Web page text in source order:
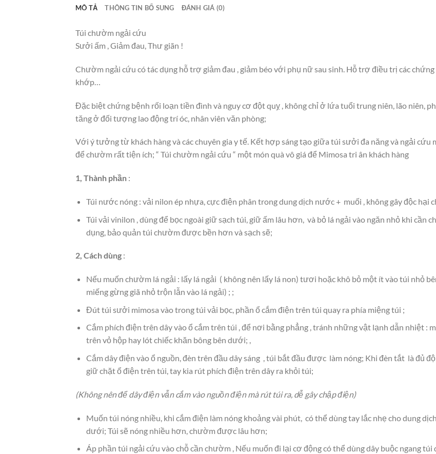
MÔ TẢ THÔNG TIN BỔ SUNG ĐÁNH GIÁ (0)
Túi chườm ngải cứu
Sưởi ấm , Giảm đau, Thư giãn !
Chườm ngải cứu có tác dụng hỗ trợ giảm đau , giảm béo với phụ nữ sau sinh. Hỗ trợ điều trị các
khớp…
Đặc biệt chứng bệnh rối loạn tiền đình và nguy cơ đột quỵ , không chỉ ở lứa tuổi trung niên, lão niên,
tăng ở đối tượng lao động trí óc, nhân viên văn phòng;
Với ý tưởng từ khách hàng và các chuyên gia y tế. Kết hợp sáng tạo giữa túi sưởi đa năng và ngải cứu
để chườm rất tiện ích; “ Túi chườm ngải cứu “ một món quà vô giá để Mimosa tri ân khách hàng
1, Thành phần :
Túi nước nóng : vải nilon ép nhựa, cực điện phân trong dung dịch nước + muối , không gây độc hại
Túi vải vinilon , dùng để bọc ngoài giữ sạch túi, giữ ấm lâu hơn, và bỏ lá ngải vào ngăn nhỏ khi cần
dụng, bảo quản túi chườm được bền hơn và sạch sẽ;
2, Cách dùng :
Nếu muốn chườm lá ngải : lấy lá ngải ( không nên lấy lá non) tươi hoặc khô bỏ một ít vào túi nhỏ
miếng gừng giã nhỏ trộn lẫn vào lá ngải) ; ;
Đút túi sưởi mimosa vào trong túi vải bọc, phần ổ cắm điện trên túi quay ra phía miệng túi ;
Cắm phích điện trên dây vào ổ cắm trên túi , để nơi bằng phẳng , tránh những vật lạnh dẫn nhiệt :
trên vỏ hộp hay lót chiếc khăn bông bên dưới; ,
Cắm dây điện vào ổ nguồn, đèn trên đầu dây sáng , túi bắt đầu được làm nóng; Khi đèn tắt là đủ
giữ chặt ổ điện trên túi, tay kia rút phích điện trên dây ra khỏi túi;
(Không nên để dây điện vẫn cắm vào nguồn điện mà rút túi ra, dễ gây chập điện)
Muốn túi nóng nhiều, khi cắm điện làm nóng khoảng vài phút, có thể dùng tay lắc nhẹ cho dung
dưới; Túi sẽ nóng nhiều hơn, chườm được lâu hơn;
Áp phần túi ngải cứu vào chỗ cần chườm , Nếu muốn đi lại cơ động có thể dùng dây buộc ngang